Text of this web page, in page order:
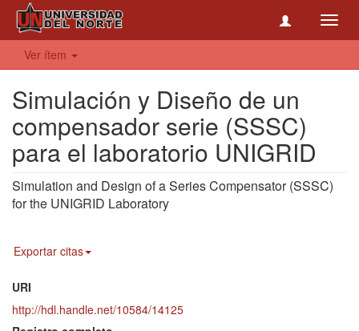
Ver ítem
Simulación y Diseño de un
compensador serie (SSSC)
para el laboratorio UNIGRID
Simulation and Design of a Series Compensator (SSSC)
for the UNIGRID Laboratory
Exportar citas
URI
http://hdl.handle.net/10584/14125